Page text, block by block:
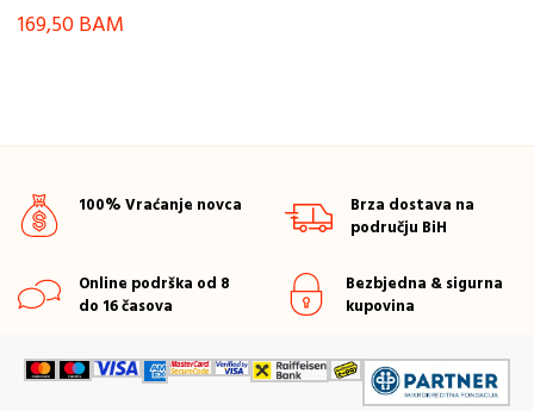
169,50BAM
100% Vraćanje novca
Brza dostava na
području BiH
Online podrška od 8
do 16 časova
Bezbjedna & sigurna
kupovina